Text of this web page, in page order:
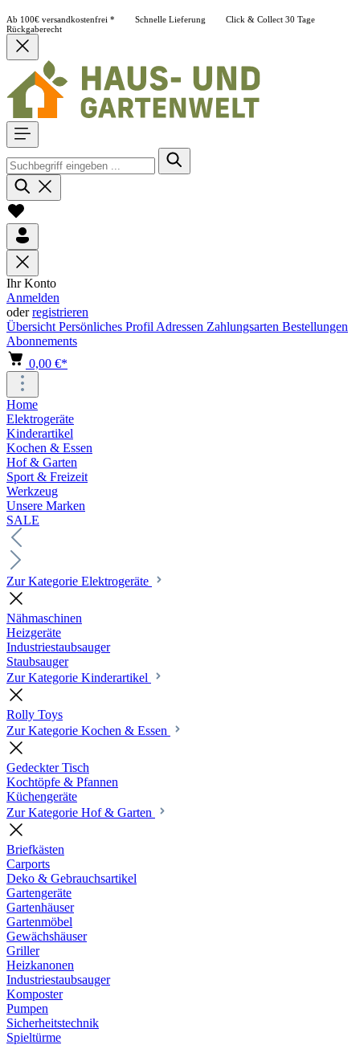
Ab 100€ versandkostenfrei * Schnelle Lieferung Click & Collect 30 Tage
Rückgaberecht
Ihr Konto
Anmelden
oderregistrieren
Übersicht Persönliches Profil Adressen Zahlungsarten Bestellungen
Abonnements
0,00 €*
Home
Elektrogeräte
Kinderartikel
Kochen & Essen
Hof & Garten
Sport & Freizeit
Werkzeug
Unsere Marken
SALE
Zur Kategorie Elektrogeräte
Nähmaschinen
Heizgeräte
Industriestaubsauger
Staubsauger
Zur Kategorie Kinderartikel
Rolly Toys
Zur Kategorie Kochen & Essen
Gedeckter Tisch
Kochtöpfe & Pfannen
Küchengeräte
Zur Kategorie Hof & Garten
Briefkästen
Carports
Deko & Gebrauchsartikel
Gartengeräte
Gartenhäuser
Gartenmöbel
Gewächshäuser
Griller
Heizkanonen
Industriestaubsauger
Komposter
Pumpen
Sicherheitstechnik
Spieltürme